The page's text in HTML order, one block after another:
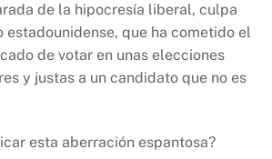
de la hipocresía liberal, culpa
estadounidense, que ha cometido el
de votar en unas elecciones
y justas a un candidato que no es
esta aberración espantosa?